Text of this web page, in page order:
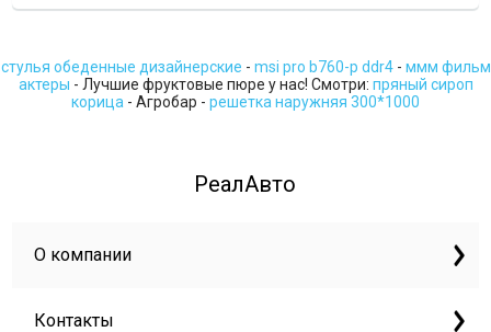
стулья обеденные дизайнерские - msi pro b760-p ddr4- ммм фильм
актеры - Лучшие фруктовые пюре у нас! Смотри: пряный сироп
корица - Агробар - решетка наружняя 300*1000
РеалАвто
О компании
Контакты